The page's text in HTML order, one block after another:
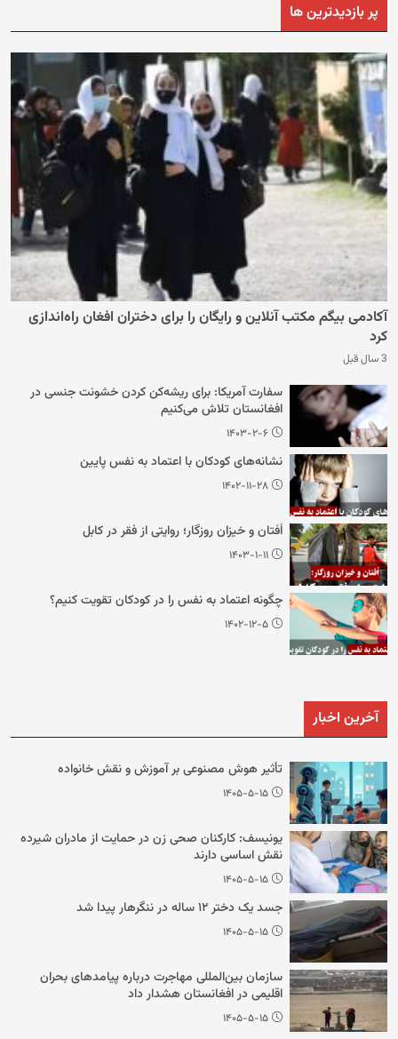
پر بازدیدترین ها
آکادمی بیگم مکتب آنلاین و رایگان را برای دختران افغان راه‌اندازی
کرد
3 سال قبل
سفارت آمریکا: برای ریشه‌کن کردن خشونت جنسی در
افغانستان تلاش می‌کنیم
۱۴۰۳-۲-۶
نشانه‌های کودکان با اعتماد به نفس پایین
۱۴۰۲-۱۱-۲۸
اُفتان و خیزان روزگار؛ روایتی از فقر در کابل
۱۴۰۳-۱-۱۱
چگونه اعتماد به نفس را در کودکان تقویت کنیم؟
۱۴۰۲-۱۲-۵
آخرین اخبار
تأثیر هوش مصنوعی بر آموزش و نقش خانواده
۱۴۰۵-۵-۱۵
یونیسف: کارکنان صحی زن در حمایت از مادران شیرده
نقش اساسی دارند
۱۴۰۵-۵-۱۵
جسد یک دختر ۱۲ ساله در ننگرهار پیدا شد
۱۴۰۵-۵-۱۵
سازمان بین‌المللی مهاجرت درباره پیامدهای بحران
اقلیمی در افغانستان هشدار داد
۱۴۰۵-۵-۱۵